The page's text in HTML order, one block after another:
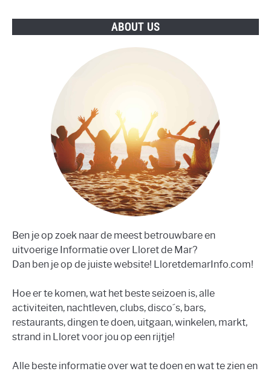
ABOUT US
Ben je op zoek naar de meest betrouwbare en
uitvoerige Informatie over Lloret de Mar?
Dan ben je op de juiste website! LloretdemarInfo.com!
Hoe er te komen, wat het beste seizoen is, alle
activiteiten, nachtleven, clubs, disco´s, bars,
restaurants, dingen te doen, uitgaan, winkelen, markt,
strand in Lloret voor jou op een rijtje!
Alle beste informatie over wat te doen en wat te zien en